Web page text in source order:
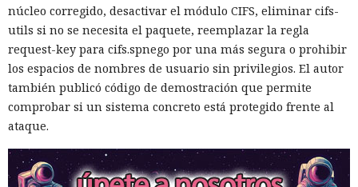
núcleo corregido, desactivar el módulo CIFS, eliminar cifs-
utils si no se necesita el paquete, reemplazar la regla
request-key para cifs.spnego por una más segura o prohibir
los espacios de nombres de usuario sin privilegios. El autor
también publicó código de demostración que permite
comprobar si un sistema concreto está protegido frente al
ataque.